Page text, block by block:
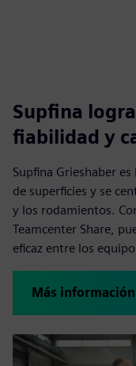
Supfina
fiabilidad y
Supfina Grieshaber
de superficies y se
y los rodamientos.
Teamcenter Share,
eficaz entre los
Más información